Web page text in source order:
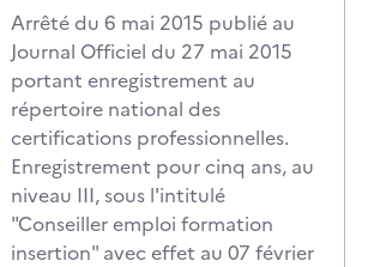
Arrêté du 6 mai 2015 publié au
Journal Officiel du 27 mai 2015
portant enregistrement au
répertoire national des
certifications professionnelles.
Enregistrement pour cinq ans, au
niveau III, sous l'intitulé
"Conseiller emploi formation
insertion" avec effet au 07 février